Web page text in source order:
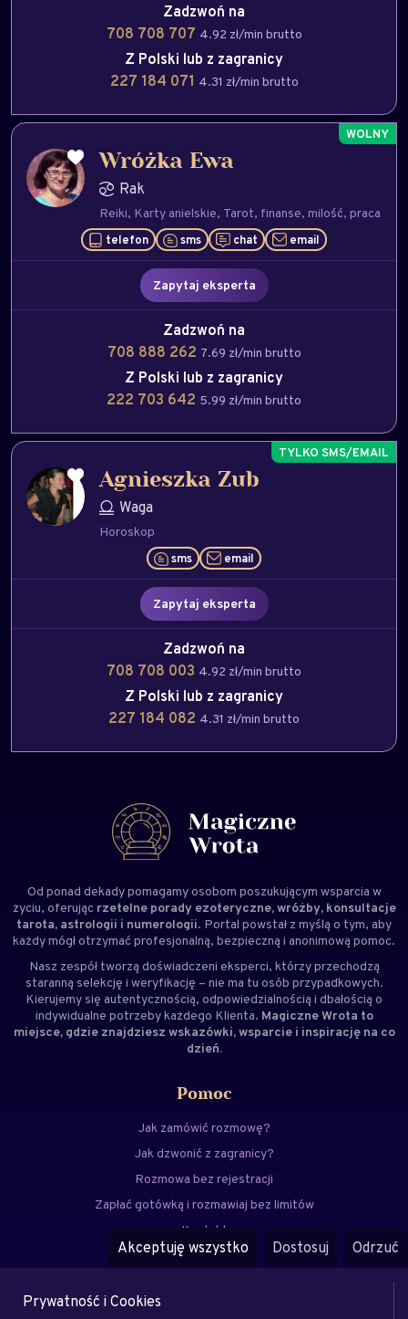
Zadzwoń na
708 708 707 4.92 zł/min brutto
Z Polski lub z zagranicy
227 184 071 4.31 zł/min brutto
Wróżka Ewa
Rak
Reiki Karty anielskie Tarot finanse milość praca
telefon sms chat email
Zapytaj eksperta
Zadzwoń na
708 888 262 7.69 zł/min brutto
Z Polski lub z zagranicy
222 703 642 5.99 zł/min brutto
Agnieszka Zub
Waga
Horoskop
sms email
Zapytaj eksperta
Zadzwoń na
708 708 003 4.92 zł/min brutto
Z Polski lub z zagranicy
227 184 082 4.31 zł/min brutto
Od ponad dekady pomagamy osobom poszukującym wsparcia w
życiu, oferując rzetelne porady ezoteryczne, wróżby, konsultacje
tarota, astrologii i numerologii. Portal powstał z myślą o tym, aby
każdy mógł otrzymać profesjonalną, bezpieczną i anonimową pomoc.
Nasz zespół tworzą doświadczeni eksperci, którzy przechodzą
staranną selekcję i weryfikację – nie ma tu osób przypadkowych.
Kierujemy się autentycznością, odpowiedzialnością i dbałością o
indywidualne potrzeby każdego Klienta. Magiczne Wrota to
miejsce, gdzie znajdziesz wskazówki, wsparcie i inspirację na co
dzień.
Pomoc
Jak zamówić rozmowę?
Jak dzwonić z zagranicy?
Rozmowa bez rejestracji
Zapłać gotówką i rozmawiaj bez limitów
Kontakt
FAQ
Akceptuję wszystko Dostosuj Odrzuć
Prywatność i Cookies